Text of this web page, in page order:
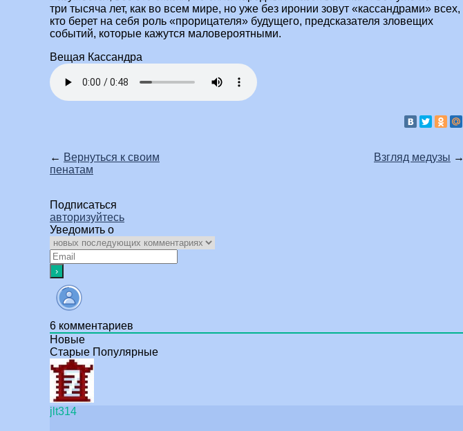
три тысяча лет, как во всем мире, но уже без иронии зовут «кассандрами» всех,
кто берет на себя роль «прорицателя» будущего, предсказателя зловещих
событий, которые кажутся маловероятными.
Вещая Кассандра
← Вернуться к своим
пенатам
Взгляд медузы →
Подписаться
авторизуйтесь
Уведомить о
6 комментариев
Новые
Старые Популярные
jlt314